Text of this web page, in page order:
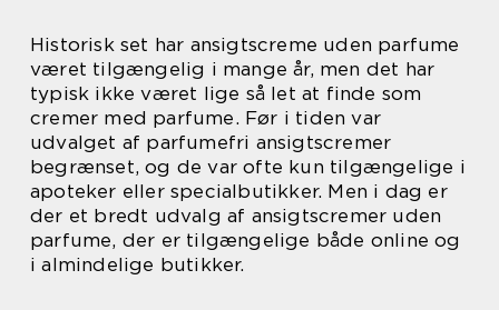
Historisk set har ansigtscreme uden parfume
været tilgængelig i mange år, men det har
typisk ikke været lige så let at finde som
cremer med parfume. Før i tiden var
udvalget af parfumefri ansigtscremer
begrænset, og de var ofte kun tilgængelige i
apoteker eller specialbutikker. Men i dag er
der et bredt udvalg af ansigtscremer uden
parfume, der er tilgængelige både online og
i almindelige butikker.